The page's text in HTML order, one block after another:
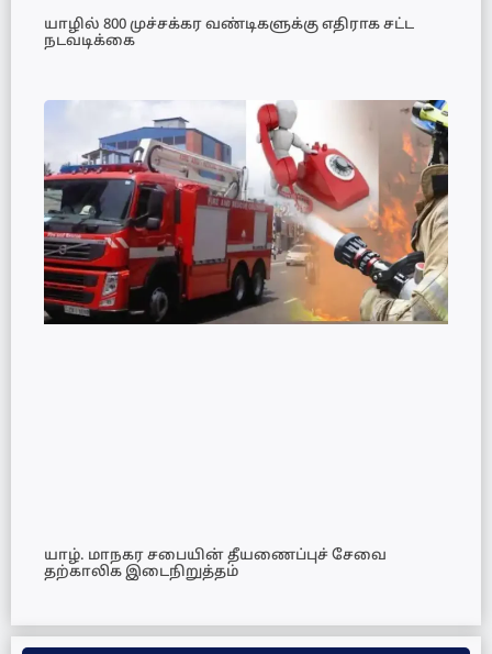
யாழில் 800 முச்சக்கர வண்டிகளுக்கு எதிராக சட்ட
நடவடிக்கை
யாழ். மாநகர சபையின் தீயணைப்புச் சேவை
தற்காலிக இடைநிறுத்தம்